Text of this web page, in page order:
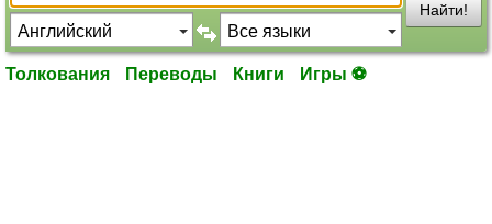
Найти!
Толкования Переводы Книги Игры ⚽